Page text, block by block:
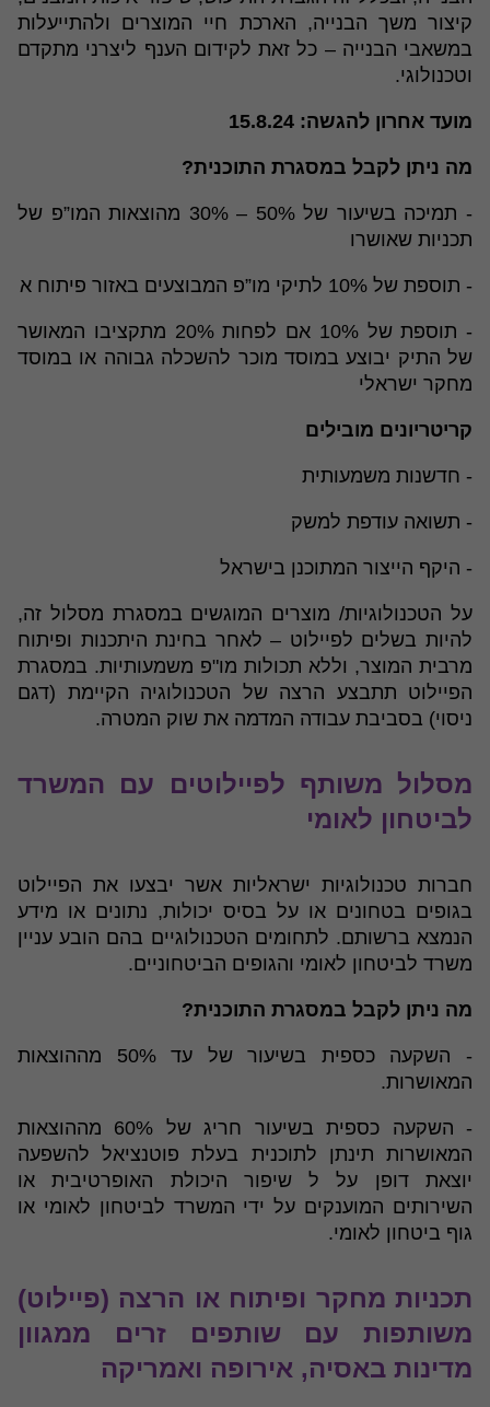
קיצור משך הבנייה, הארכת חיי המוצרים ולהתייעלות
במשאבי הבנייה – כל זאת לקידום הענף ליצרני מתקדם
וטכנולוגי.
מועד אחרון להגשה: 15.8.24
מה ניתן לקבל במסגרת התוכנית?
- תמיכה בשיעור של 50% – 30% מהוצאות המו”פ של
תכניות שאושרו
- תוספת של 10% לתיקי מו”פ המבוצעים באזור פיתוח א
- תוספת של 10% אם לפחות 20% מתקציבו המאושר
של התיק יבוצע במוסד מוכר להשכלה גבוהה או במוסד
מחקר ישראלי
קריטריונים מובילים
- חדשנות משמעותית
- תשואה עודפת למשק
- היקף הייצור המתוכנן בישראל
על הטכנולוגיות/ מוצרים המוגשים במסגרת מסלול זה,
להיות בשלים לפיילוט – לאחר בחינת היתכנות ופיתוח
מרבית המוצר, וללא תכולות מו"פ משמעותיות. במסגרת
הפיילוט תתבצע הרצה של הטכנולוגיה הקיימת (דגם
ניסוי) בסביבת עבודה המדמה את שוק המטרה.
מסלול משותף לפיילוטים עם המשרד
לביטחון לאומי
חברות טכנולוגיות ישראליות אשר יבצעו את הפיילוט
בגופים בטחונים או על בסיס יכולות, נתונים או מידע
הנמצא ברשותם. לתחומים הטכנולוגיים בהם הובע עניין
משרד לביטחון לאומי והגופים הביטחוניים.
מה ניתן לקבל במסגרת התוכנית?
- השקעה כספית בשיעור של עד 50% מההוצאות
המאושרות.
- השקעה כספית בשיעור חריג של 60% מההוצאות
המאושרות תינתן לתוכנית בעלת פוטנציאל להשפעה
יוצאת דופן על ל שיפור היכולת האופרטיבית או
השירותים המוענקים על ידי המשרד לביטחון לאומי או
גוף ביטחון לאומי.​
תכניות מחקר ופיתוח או הרצה (פיילוט)
משותפות עם שותפים זרים ממגוון
מדינות באסיה, אירופה ואמריקה